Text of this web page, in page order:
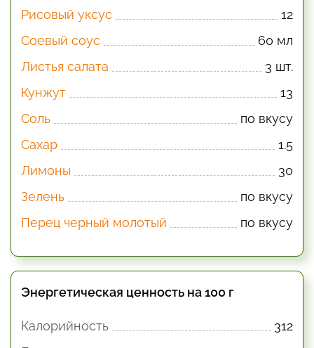
Рисовый уксус
12
Соевый соус
60 мл
Листья салата
3 шт.
Кунжут
13
Соль
по вкусу
Сахар
1.5
Лимоны
30
Зелень
по вкусу
Перец черный молотый
по вкусу
Энергетическая ценность на 100 г
Калорийность
312